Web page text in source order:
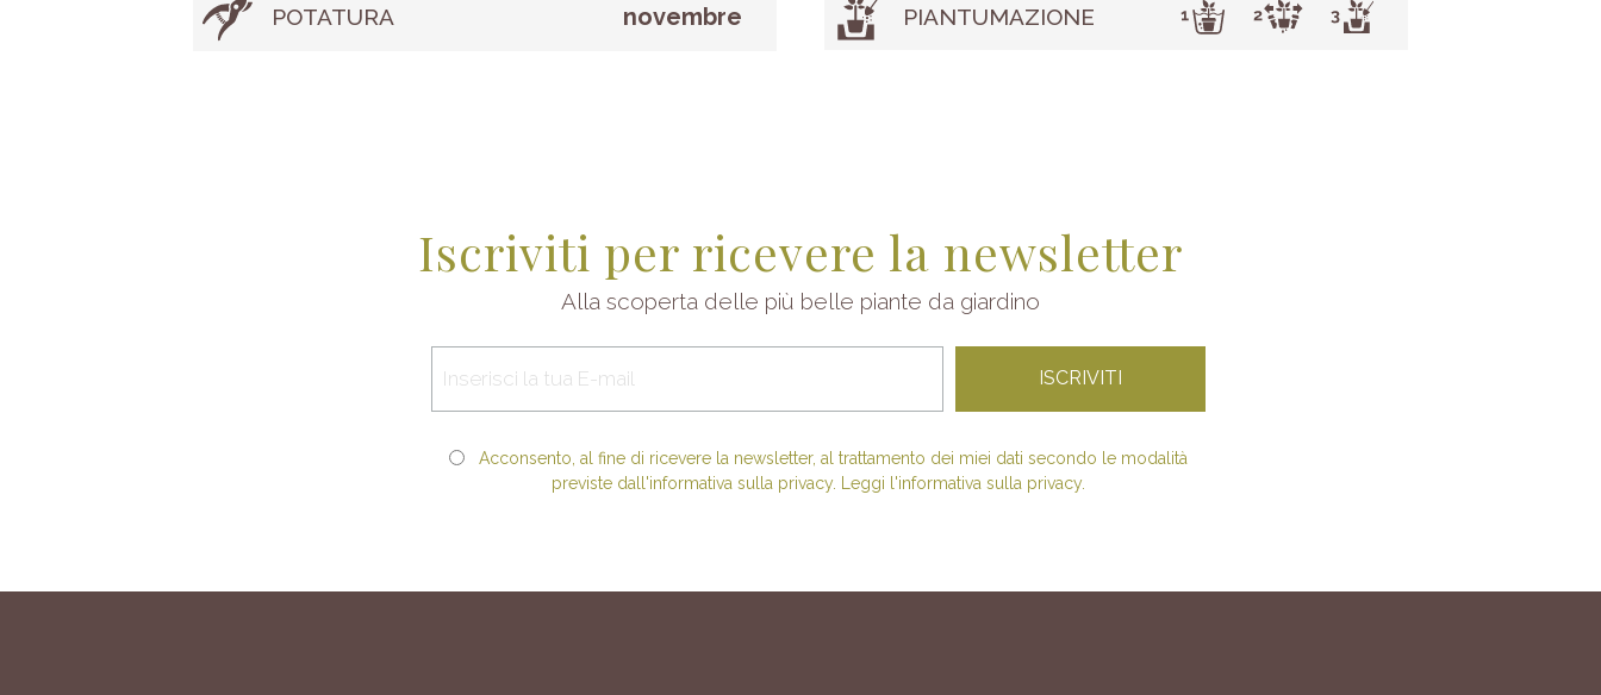
POTATURA novembre PIANTUMAZIONE
Iscriviti per ricevere la newsletter
Alla scoperta delle più belle piante da giardino
Acconsento, al fine di ricevere la newsletter, al trattamento dei miei dati secondo le modalità
previste dall'informativa sulla privacy. Leggi l'informativa sulla privacy.